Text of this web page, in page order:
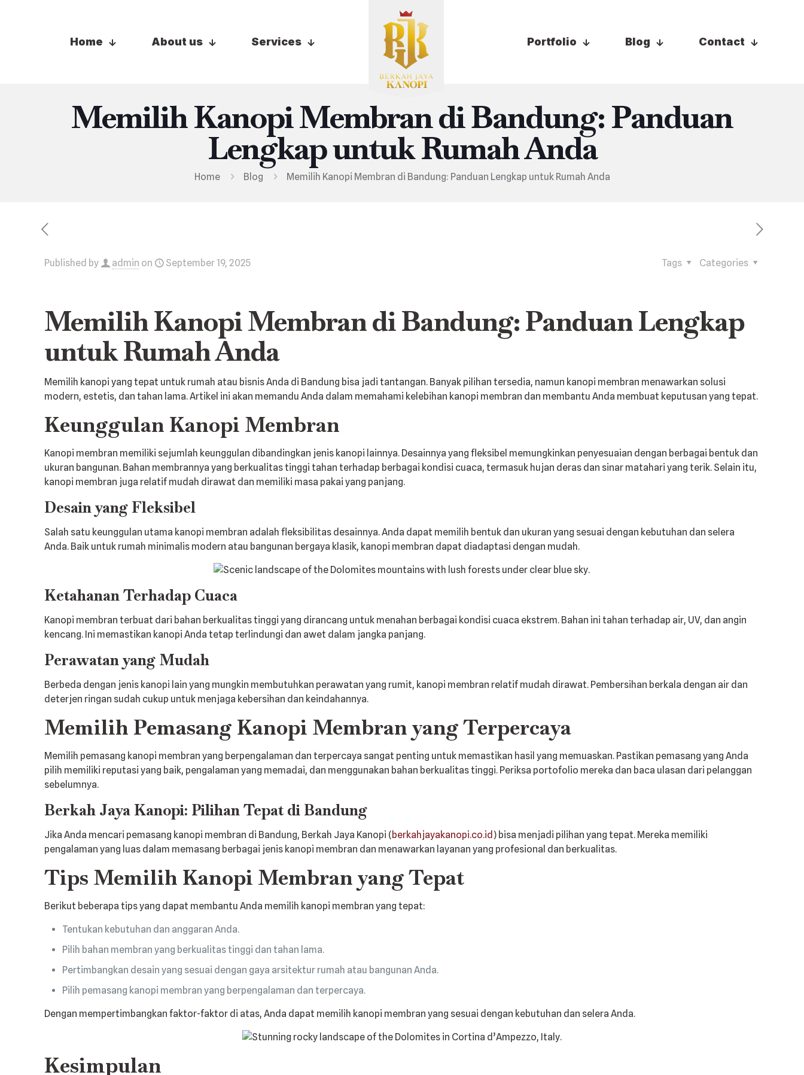
Home About us Services Portfolio Blog Contact
Memilih Kanopi Membran di Bandung: Panduan
Lengkap untuk Rumah Anda
Home Blog Memilih Kanopi Membran di Bandung: Panduan Lengkap untuk Rumah Anda
Published by admin on September 19, 2025 Categories
Tags
Memilih Kanopi Membran di Bandung: Panduan Lengkap
untuk Rumah Anda
Memilih kanopi yang tepat untuk rumah atau bisnis Anda di Bandung bisa jadi tantangan. Banyak pilihan tersedia, namun kanopi membran menawarkan solusi
modern, estetis, dan tahan lama. Artikel ini akan memandu Anda dalam memahami kelebihan kanopi membran dan membantu Anda membuat keputusan yang tepat.
Keunggulan Kanopi Membran
Kanopi membran memiliki sejumlah keunggulan dibandingkan jenis kanopi lainnya. Desainnya yang fleksibel memungkinkan penyesuaian dengan berbagai bentuk dan
ukuran bangunan. Bahan membrannya yang berkualitas tinggi tahan terhadap berbagai kondisi cuaca, termasuk hujan deras dan sinar matahari yang terik. Selain itu,
kanopi membran juga relatif mudah dirawat dan memiliki masa pakai yang panjang.
Desain yang Fleksibel
Salah satu keunggulan utama kanopi membran adalah fleksibilitas desainnya. Anda dapat memilih bentuk dan ukuran yang sesuai dengan kebutuhan dan selera
Anda. Baik untuk rumah minimalis modern atau bangunan bergaya klasik, kanopi membran dapat diadaptasi dengan mudah.
Ketahanan Terhadap Cuaca
Kanopi membran terbuat dari bahan berkualitas tinggi yang dirancang untuk menahan berbagai kondisi cuaca ekstrem. Bahan ini tahan terhadap air, UV, dan angin
kencang. Ini memastikan kanopi Anda tetap terlindungi dan awet dalam jangka panjang.
Perawatan yang Mudah
Berbeda dengan jenis kanopi lain yang mungkin membutuhkan perawatan yang rumit, kanopi membran relatif mudah dirawat. Pembersihan berkala dengan air dan
deterjen ringan sudah cukup untuk menjaga kebersihan dan keindahannya.
Memilih Pemasang Kanopi Membran yang Terpercaya
Memilih pemasang kanopi membran yang berpengalaman dan terpercaya sangat penting untuk memastikan hasil yang memuaskan. Pastikan pemasang yang Anda
pilih memiliki reputasi yang baik, pengalaman yang memadai, dan menggunakan bahan berkualitas tinggi. Periksa portofolio mereka dan baca ulasan dari pelanggan
sebelumnya.
Berkah Jaya Kanopi: Pilihan Tepat di Bandung
Jika Anda mencari pemasang kanopi membran di Bandung, Berkah Jaya Kanopi (berkahjayakanopi.co.id ) bisa menjadi pilihan yang tepat. Mereka memiliki
pengalaman yang luas dalam memasang berbagai jenis kanopi membran dan menawarkan layanan yang profesional dan berkualitas.
Tips Memilih Kanopi Membran yang Tepat
Berikut beberapa tips yang dapat membantu Anda memilih kanopi membran yang tepat:
Tentukan kebutuhan dan anggaran Anda.
Pilih bahan membran yang berkualitas tinggi dan tahan lama.
Pertimbangkan desain yang sesuai dengan gaya arsitektur rumah atau bangunan Anda.
Pilih pemasang kanopi membran yang berpengalaman dan terpercaya.
Dengan mempertimbangkan faktor-faktor di atas, Anda dapat memilih kanopi membran yang sesuai dengan kebutuhan dan selera Anda.
Kesimpulan